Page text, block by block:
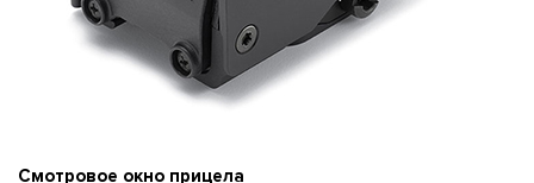
Смотровое окно прицела